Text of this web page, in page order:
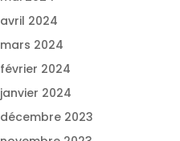
avril 2024
mars 2024
février 2024
janvier 2024
décembre 2023